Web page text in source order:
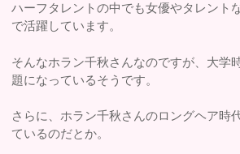
ハーフタレントの中でも女優やタレント
で活躍しています。
そんなホラン千秋さんなのですが、大学
題になっているそうです。
さらに、ホラン千秋さんのロングヘア時
ているのだとか。